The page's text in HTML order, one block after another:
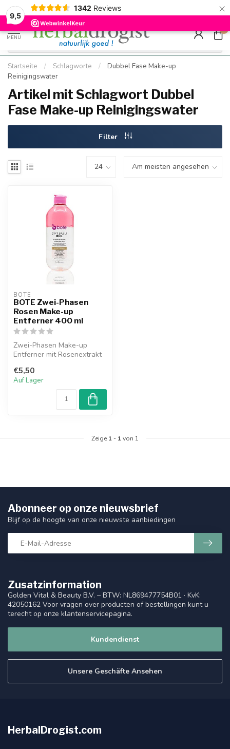
9,5
1342 Reviews ×
Kostenloser DE-Versand ab Mindestbestellwert |
Schnell geliefert
Minimum
Hızlı
MENU
0
Startseite / Schlagworte /
Dubbel Fase Make-up
Reinigingswater
Artikel mit Schlagwort Dubbel
Fase Make-up Reinigingswater
Filter
BOTE
BOTE Zwei-Phasen
Rosen Make-up
Entferner 400 ml
Zwei-Phasen Make-up
Entferner mit Rosenextrakt
Make-u...
€5,50
Auf Lager
Zeige 1 - 1von 1
Zusatzinformation
Golden Vital & Beauty B.V. – BTW: NL869477754B01 · KvK:
42050162 Voor vragen over producten of bestellingen kunt u
terecht op onze klantenservicepagina.
Kundendienst
Unsere Geschäfte Ansehen
Abonneer op onze nieuwsbrief
Blijf op de hoogte van onze nieuwste aanbiedingen
HerbalDrogist.com